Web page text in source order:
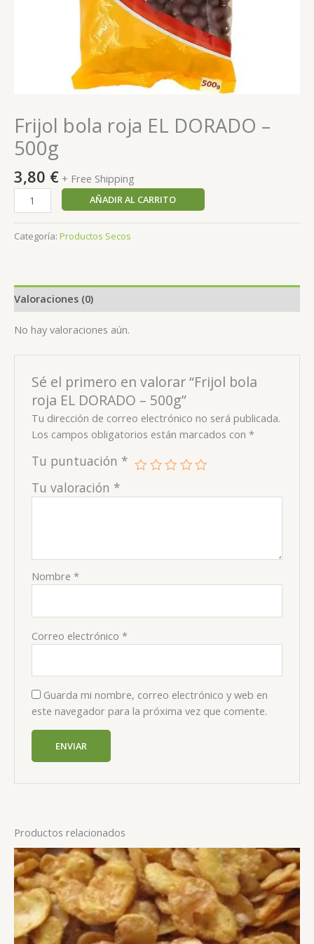
Frijol bola roja EL DORADO –
500g
3,80 € + Free Shipping
AÑADIR AL CARRITO
Categoría: Productos Secos
Valoraciones (0)
No hay valoraciones aún.
Sé el primero en valorar “Frijol bola
roja EL DORADO – 500g”
Tu dirección de correo electrónico no será publicada.
Los campos obligatorios están marcados con*
Tu puntuación *
Tu valoración *
Nombre*
Correo electrónico*
Guarda mi nombre, correo electrónico y web en
este navegador para la próxima vez que comente.
Productos relacionados